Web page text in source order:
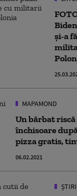
și-a
MAPAMOND
Un bărbat riscă
închisoare
pizza gratis,
06.02.2021
ȘTIRI